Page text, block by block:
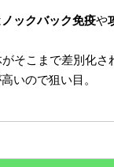
ノックバック免疫や
そこまで差別化さ
いので狙い目。